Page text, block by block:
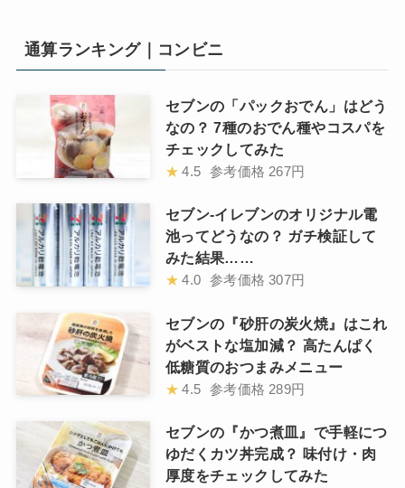
通算ランキング｜コンビニ
セブンの「パックおでん」はどう
なの？ 7種のおでん種やコスパを
チェックしてみた
★ 4.5 参考価格 267円
セブン-イレブンのオリジナル電
池ってどうなの？ ガチ検証して
みた結果……
★ 4.0 参考価格 307円
セブンの『砂肝の炭火焼』はこれ
がベストな塩加減？ 高たんぱく
低糖質のおつまみメニュー
★ 4.5 参考価格 289円
セブンの『かつ煮皿』で手軽につ
ゆだくカツ丼完成？ 味付け・肉
厚度をチェックしてみた